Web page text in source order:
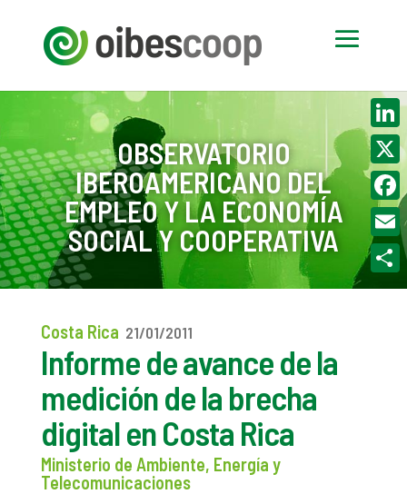
OBSERVATORIO
IBEROAMERICANO DEL
EMPLEO Y LA ECONOMÍA
SOCIAL Y COOPERATIVA
Costa Rica 21/01/2011
Informe de avance de la
medición de la brecha
digital en Costa Rica
Ministerio de Ambiente, Energía y
Telecomunicaciones
X
Email